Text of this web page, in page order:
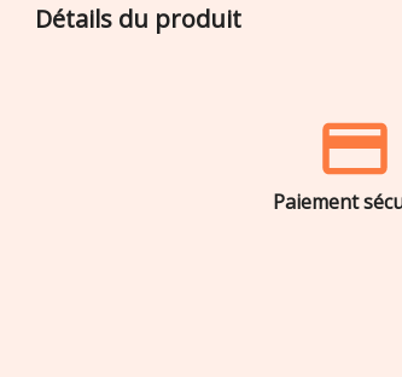
Détails du produit
Paiement